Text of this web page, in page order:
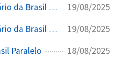
Remoção de documentário da Brasil Paralelo 19/08/2025
Remoção de documentário da Brasil Paralelo 19/08/2025
Paralelo 18/08/2025